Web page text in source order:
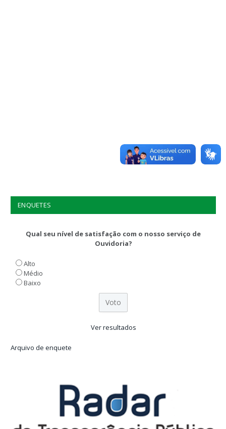
ENQUETES
Qual seu nível de satisfação com o nosso serviço de
Ouvidoria?
Alto
Médio
Baixo
Ver resultados
Arquivo de enquete